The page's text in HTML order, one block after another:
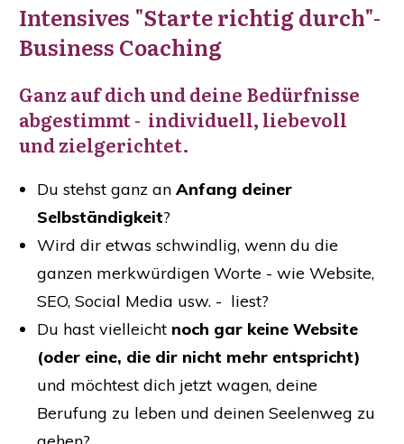
Intensives "Starte richtig durch"-
Business Coaching
Ganz auf dich und deine Bedürfnisse
abgestimmt - individuell, liebevoll
und zielgerichtet.
Du stehst ganz an Anfang deiner
Selbständigkeit?
Wird dir etwas schwindlig, wenn du die
ganzen merkwürdigen Worte - wie Website,
SEO, Social Media usw. - liest?
Du hast vielleicht noch gar keine Website
(oder eine, die dir nicht mehr entspricht)
und möchtest dich jetzt wagen, deine
Berufung zu leben und deinen Seelenweg zu